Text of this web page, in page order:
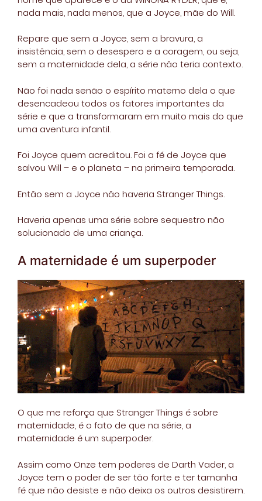
nada mais, nada menos, que a Joyce, mãe do Will.
Repare que sem a Joyce, sem a bravura, a
insistência, sem o desespero e a coragem, ou seja,
sem a maternidade dela, a série não teria contexto.
Não foi nada senão o espírito materno dela o que
desencadeou todos os fatores importantes da
série e que a transformaram em muito mais do que
uma aventura infantil.
Foi Joyce quem acreditou. Foi a fé de Joyce que
salvou Will – e o planeta – na primeira temporada.
Então sem a Joyce não haveria Stranger Things.
Haveria apenas uma série sobre sequestro não
solucionado de uma criança.
A maternidade é um superpoder
O que me reforça que Stranger Things é sobre
maternidade, é o fato de que na série, a
maternidade é um superpoder.
Assim como Onze tem poderes de Darth Vader, a
Joyce tem o poder de ser tão forte e ter tamanha
fé que não desiste e não deixa os outros desistirem.